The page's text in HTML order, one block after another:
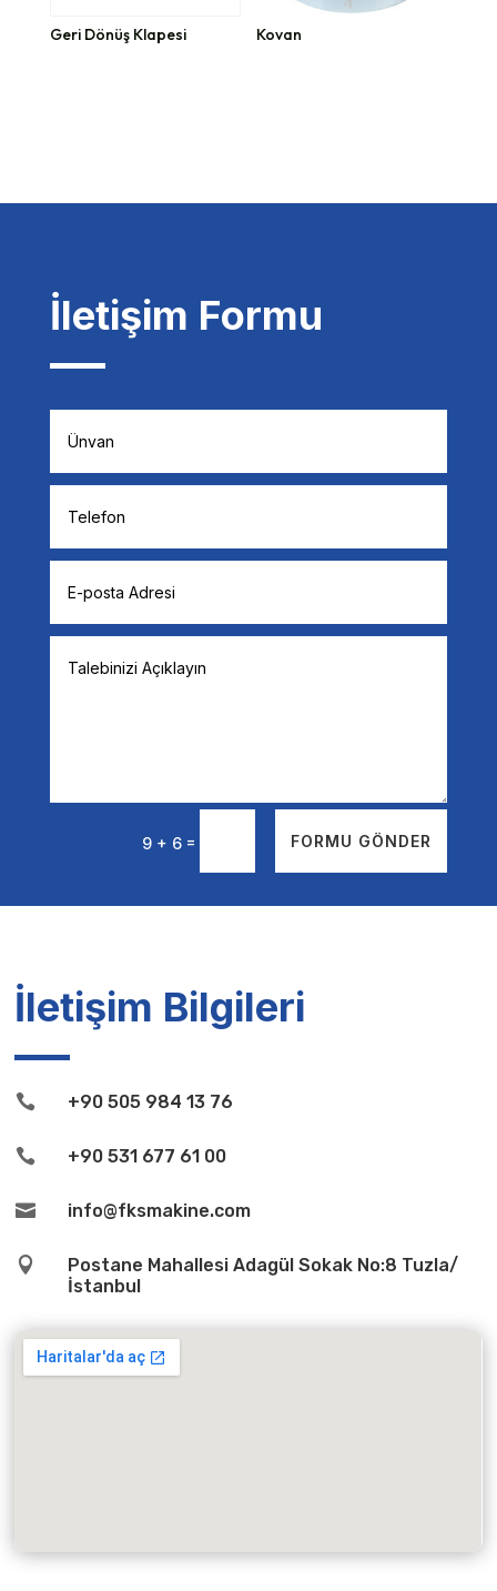
Geri Dönüş Klapesi Kovan
İletişim Formu
9 + 6 = FORMU GÖNDER
İletişim Bilgileri
 +90 505 984 13 76
 +90 531 677 61 00
 info@fksmakine.com

Postane Mahallesi Adagül Sokak No:8 Tuzla/
İstanbul